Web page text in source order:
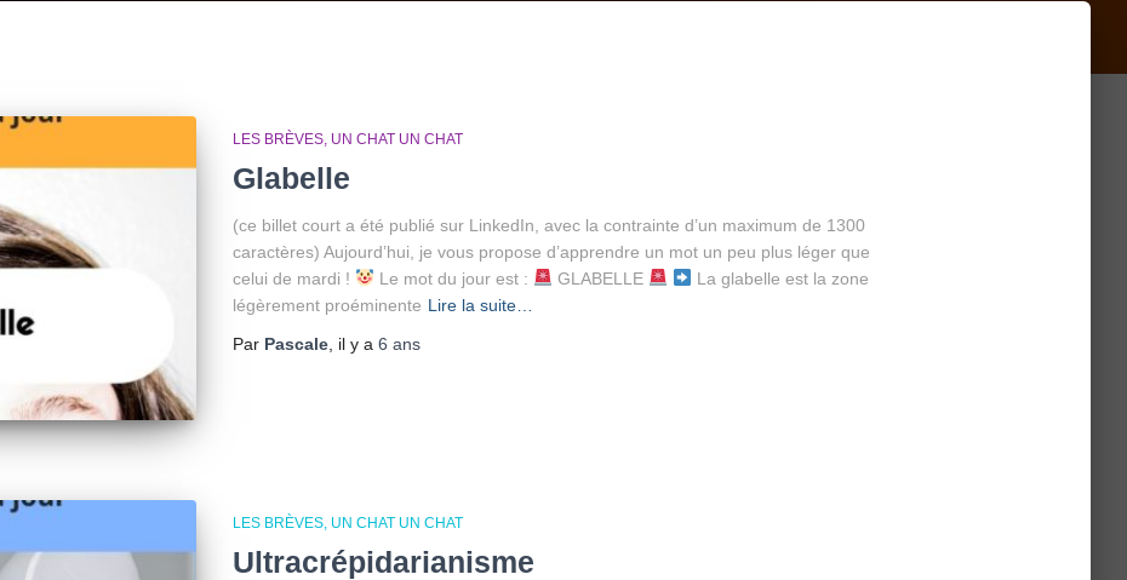
LES BRÈVES UN CHAT UN CHAT
Glabelle
(ce billet court a été publié sur LinkedIn, avec la contrainte d’un maximum de 1300
caractères) Aujourd’hui, je vous propose d’apprendre un mot un peu plus léger que
celui de mardi !
Le mot du jour est : GLABELLE
La glabelle est la zone
légèrement proéminente Lire la suite…
Par Pascale, il y a 6 ans
LES BRÈVES UN CHAT UN CHAT
Ultracrépidarianisme